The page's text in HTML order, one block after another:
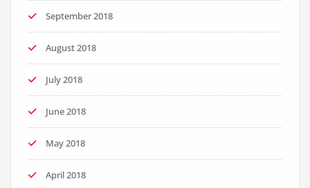
September 2018
August 2018
July 2018
June 2018
May 2018
April 2018